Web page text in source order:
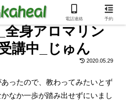
全身アロマリン
講中_じゅん
2020.05.29
ったので、教わってみたいとず
なか一歩が踏み出せずにいまし
電話連絡 予約